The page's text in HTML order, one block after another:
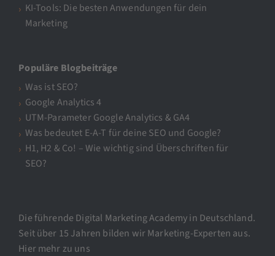
KI-Tools: Die besten Anwendungen für dein
Marketing
Populäre Blogbeiträge
Was ist SEO?
Google Analytics 4
UTM-Parameter Google Analytics & GA4
Was bedeutet E-A-T für deine SEO und Google?
H1, H2 & Co! – Wie wichtig sind Überschriften für
SEO?
Die führende Digital Marketing Academy in Deutschland.
Seit über 15 Jahren bilden wir Marketing-Experten aus.
Hier mehr zu uns